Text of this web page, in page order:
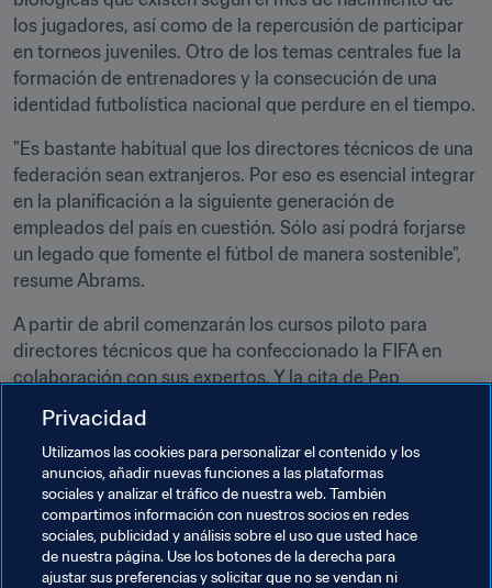
los jugadores, así como de la repercusión de participar
en torneos juveniles. Otro de los temas centrales fue la
formación de entrenadores y la consecución de una
identidad futbolística nacional que perdure en el tiempo.
"Es bastante habitual que los directores técnicos de una
federación sean extranjeros. Por eso es esencial integrar
en la planificación a la siguiente generación de
empleados del país en cuestión. Sólo así podrá forjarse
un legado que fomente el fútbol de manera sostenible",
resume Abrams.
A partir de abril comenzarán los cursos piloto para
directores técnicos que ha confeccionado la FIFA en
colaboración con sus expertos. Y la cita de Pep
arquitectos, empleados o personas de negocios, al final,
quienes trabajan en las federaciones y en las
confederaciones deben colaborar estrechamente y
aprovechar las sinergias para alcanzar el objetivo
común: construir una catedral que garantice el éxito a
largo plazo de todas las partes interesadas.
Privacidad
Utilizamos las cookies para personalizar el contenido y los
anuncios, añadir nuevas funciones a las plataformas
sociales y analizar el tráfico de nuestra web. También
compartimos información con nuestros socios en redes
sociales, publicidad y análisis sobre el uso que usted hace
de nuestra página. Use los botones de la derecha para
ajustar sus preferencias y solicitar que no se vendan ni